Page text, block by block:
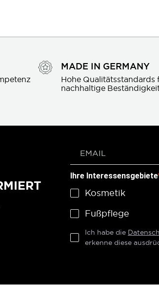
MADE IN GERMANY
Hohe Qualitätsstandards
nachhaltige
Ihre Interessensgebiete
Kosmetik
Fußpflege
Ich habe die
erkenne diese